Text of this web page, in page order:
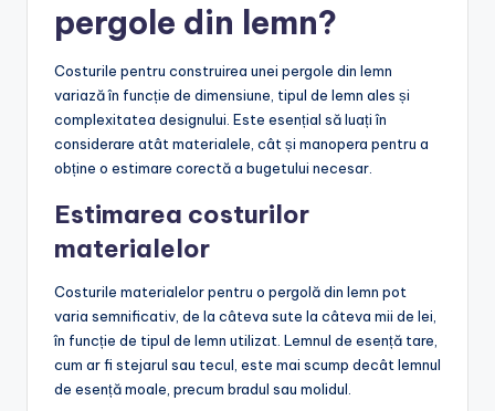
pergole din lemn?
Costurile pentru construirea unei pergole din lemn
variază în funcție de dimensiune, tipul de lemn ales și
complexitatea designului. Este esențial să luați în
considerare atât materialele, cât și manopera pentru a
obține o estimare corectă a bugetului necesar.
Estimarea costurilor
materialelor
Costurile materialelor pentru o pergolă din lemn pot
varia semnificativ, de la câteva sute la câteva mii de lei,
în funcție de tipul de lemn utilizat. Lemnul de esență tare,
cum ar fi stejarul sau tecul, este mai scump decât lemnul
de esență moale, precum bradul sau molidul.